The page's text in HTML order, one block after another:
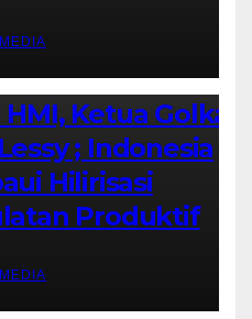
Ketua Golkar
; Indonesia
Hilirisasi
Produktif